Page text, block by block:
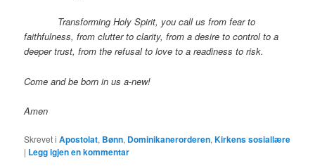
Transforming Holy Spirit, you call us from fear to
faithfulness, from clutter to clarity, from a desire to control to a
deeper trust, from the refusal to love to a readiness to risk.
Come and be born in us a-new!
Amen
Skrevet i Apostolat, Bønn, Dominikanerorderen,Kirkens sosiallære
| Legg igjen en kommentar